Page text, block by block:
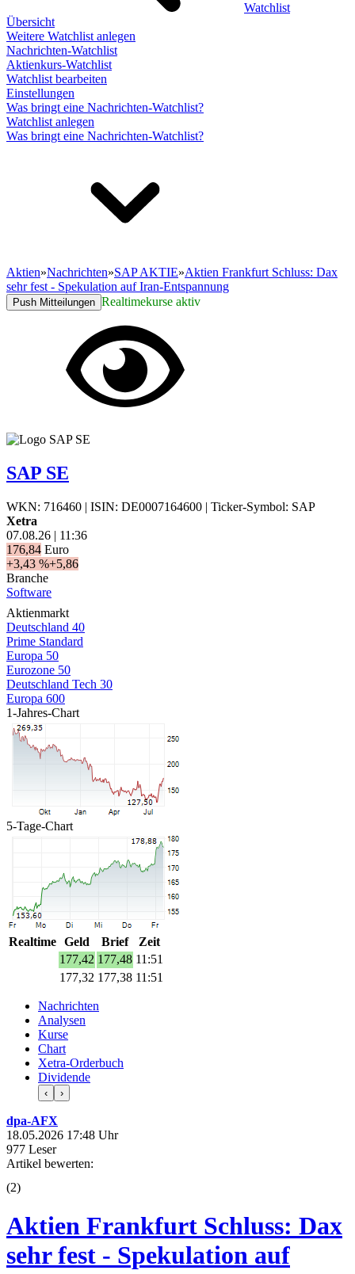
Watchlist
Übersicht
Weitere Watchlist anlegen
Nachrichten-Watchlist
Aktienkurs-Watchlist
Watchlist bearbeiten
Einstellungen
Was bringt eine Nachrichten-Watchlist?
Watchlist anlegen
Was bringt eine Nachrichten-Watchlist?
Aktien»Nachrichten»SAP AKTIE»Aktien Frankfurt Schluss: Dax
sehr fest - Spekulation auf Iran-Entspannung
Push Mitteilungen Realtimekurse aktiv
SAP SE
WKN: 716460 | ISIN: DE0007164600 | Ticker-Symbol: SAP
Xetra
07.08.26 | 11:36
176,84 Euro
+3,43 %+5,86
Branche
Software
Aktienmarkt
Deutschland 40
Prime Standard
Europa 50
Eurozone 50
Deutschland Tech 30
Europa 600
1-Jahres-Chart
5-Tage-Chart
Realtime Geld Brief
Zeit
177,42 177,48 11:51
177,32 177,38 11:51
Nachrichten
Analysen
Kurse
Chart
Xetra-Orderbuch
Dividende
‹ ›
dpa-AFX
18.05.2026 17:48 Uhr
977 Leser
Artikel bewerten:
(2)
Aktien Frankfurt Schluss: Dax
sehr fest - Spekulation auf